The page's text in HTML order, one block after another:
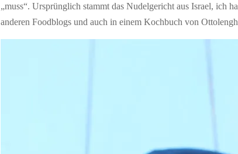
„muss“. Ursprünglich stammt das Nudelgericht aus Israel, ich
anderen Foodblogs und auch in einem Kochbuch von